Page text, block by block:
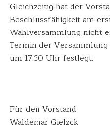
Gleichzeitig hat der
Beschlussfähigkeit am
Wahlversammlung nicht
Termin der
um 17.30 Uhr festlegt.
Für den Vorstand
Waldemar Gielzok